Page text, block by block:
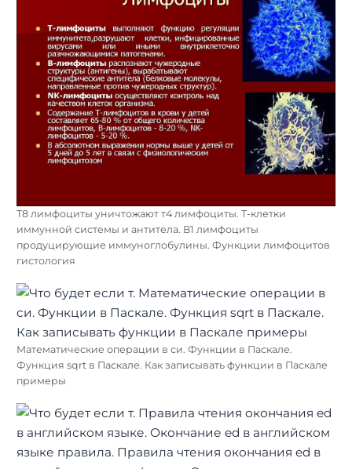
Т8 лимфоциты уничтожают т4 лимфоциты. Т-клетки
иммунной системы и антитела. В1 лимфоциты
продуцирующие иммуноглобулины. Функции лимфоцитов
гистология
Математические операции в си. Функции в Паскале.
Функция sqrt в Паскале. Как записывать функции в Паскале
примеры